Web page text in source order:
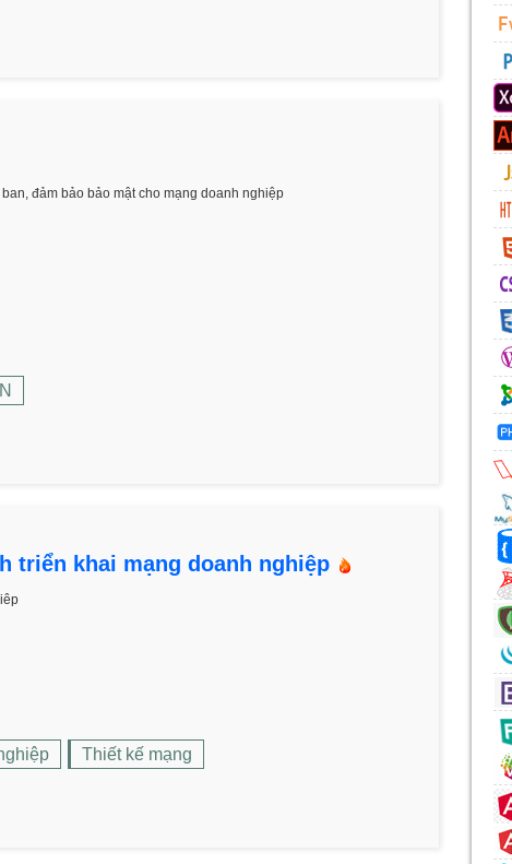
đảm bảo bảo mật cho mạng doanh nghiệp
triển khai mạng doanh nghiệp
Thiết kế mạng